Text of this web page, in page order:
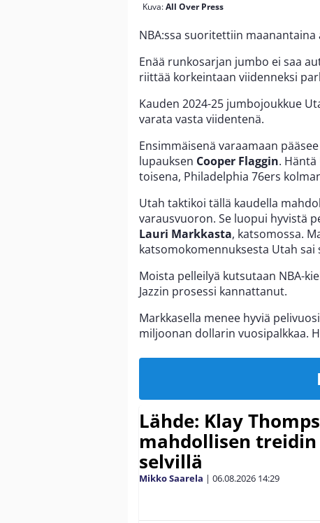
Kuva:All Over Press
NBA:ssa suoritettiin
Enää runkosarjan jumbo ei saa
riittää korkeintaan viidenneksi
Kauden 2024-25 jumbojoukkue
varata vasta viidentenä.
Ensimmäisenä varaamaan
lupauksen Cooper Flaggin.
toisena, Philadelphia 76ers
Utah taktikoi tällä kaudella
varausvuoron. Se luopui hyvistä
Lauri Markkasta, katsomossa.
katsomokomennuksesta Utah sai
Moista pelleilyä kutsutaan NBA-
Jazzin prosessi kannattanut.
Markkasella menee hyviä
miljoonan dollarin vuosipalkkaa.
Lähde: Klay
mahdollisen
selvillä
Mikko Saarela | 06.08.2026 14:29